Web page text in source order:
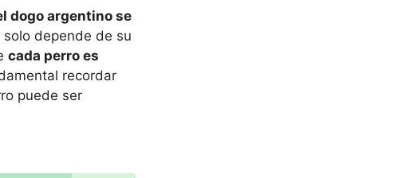
dogo argentino se
depende de su
cada perro es
recordar
puede ser